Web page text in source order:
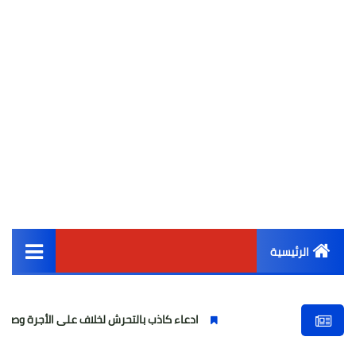
الرئيسية
أخبار مصر
ادعاء كاذب بالتحرش لخلاف على الأجرة وصحفية